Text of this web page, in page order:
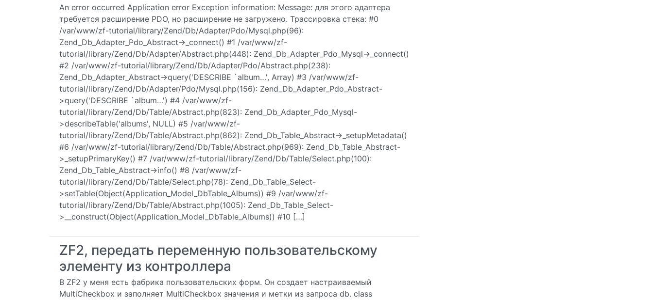
An error occurred Application error Exception information: Message: для этого адаптера
требуется расширение PDO, но расширение не загружено. Трассировка стека: #0
/var/www/zf-tutorial/library/Zend/Db/Adapter/Pdo/Mysql.php(96):
Zend_Db_Adapter_Pdo_Abstract->_connect() #1 /var/www/zf-
tutorial/library/Zend/Db/Adapter/Abstract.php(448): Zend_Db_Adapter_Pdo_Mysql->_connect()
#2 /var/www/zf-tutorial/library/Zend/Db/Adapter/Pdo/Abstract.php(238):
Zend_Db_Adapter_Abstract->query('DESCRIBE `album…', Array) #3 /var/www/zf-
tutorial/library/Zend/Db/Adapter/Pdo/Mysql.php(156): Zend_Db_Adapter_Pdo_Abstract-
>query('DESCRIBE `album…') #4 /var/www/zf-
tutorial/library/Zend/Db/Table/Abstract.php(823): Zend_Db_Adapter_Pdo_Mysql-
>describeTable('albums', NULL) #5 /var/www/zf-
tutorial/library/Zend/Db/Table/Abstract.php(862): Zend_Db_Table_Abstract->_setupMetadata()
#6 /var/www/zf-tutorial/library/Zend/Db/Table/Abstract.php(969): Zend_Db_Table_Abstract-
>_setupPrimaryKey() #7 /var/www/zf-tutorial/library/Zend/Db/Table/Select.php(100):
Zend_Db_Table_Abstract->info() #8 /var/www/zf-
tutorial/library/Zend/Db/Table/Select.php(78): Zend_Db_Table_Select-
>setTable(Object(Application_Model_DbTable_Albums)) #9 /var/www/zf-
tutorial/library/Zend/Db/Table/Abstract.php(1005): Zend_Db_Table_Select-
>__construct(Object(Application_Model_DbTable_Albums)) #10 […]
ZF2, передать переменную пользовательскому
элементу из контроллера
В ZF2 у меня есть фабрика пользовательских форм. Он создает настраиваемый
MultiCheckbox и заполняет MultiCheckbox значения и метки из запроса db. class